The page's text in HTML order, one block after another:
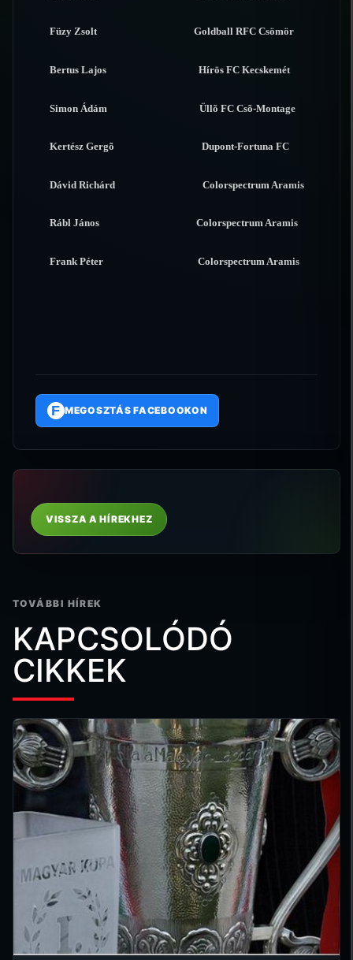
Füzy Zsolt Goldball RFC Csömör
Bertus Lajos Hírös FC Kecskemét
Simon Ádám Üllõ FC Csõ-Montage
Kertész Gergõ Dupont-Fortuna FC
Dávid Richárd Colorspectrum Aramis
Rábl János Colorspectrum Aramis
Frank Péter Colorspectrum Aramis
F MEGOSZTÁS FACEBOOKON
VISSZA A HÍREKHEZ
TOVÁBBI HÍREK
KAPCSOLÓDÓ
CIKKEK